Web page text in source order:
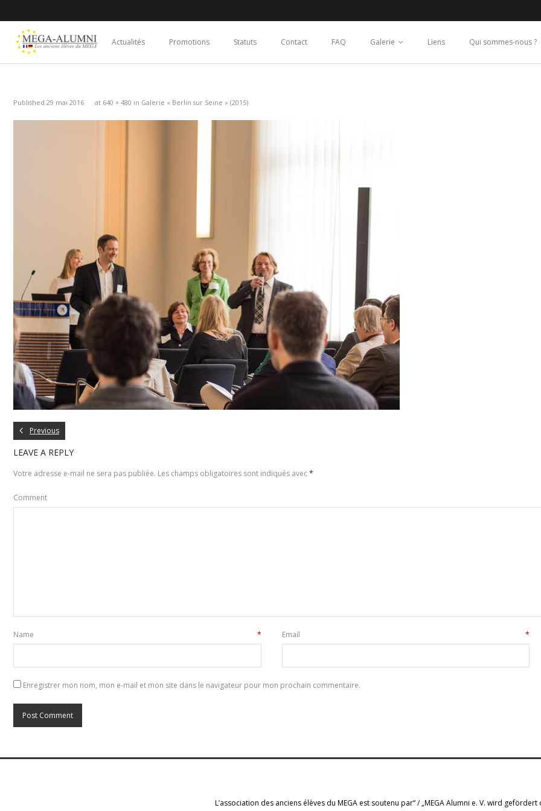
Actualités Promotions Statuts Contact FAQ Galerie Liens Qui sommes-nous ?
Published 29 mai 2016 at 640 × 480 in Galerie « Berlin sur Seine » (2015)
Previous
LEAVE A REPLY
Votre adresse e-mail ne sera pas publiée. Les champs obligatoires sont indiqués avec*
Comment
Name * Email*
Enregistrer mon nom, mon e-mail et mon site dans le navigateur pour mon prochain commentaire.
L’association des anciens élèves du MEGA est soutenu par“ / „MEGA Alumni e. V. wird gefördert